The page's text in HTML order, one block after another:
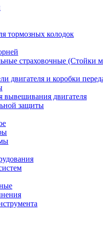
тормозных колодок
страховочные (Стойки
двигателя и коробки
вывешивания двигателя
защиты